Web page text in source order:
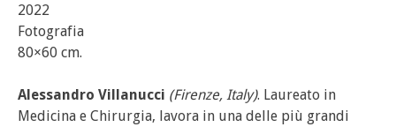
2022
Fotografia
80×60 cm.
Alessandro Villanucci (Firenze, Italy). Laureato in
Medicina e Chirurgia, lavora in una delle più grandi